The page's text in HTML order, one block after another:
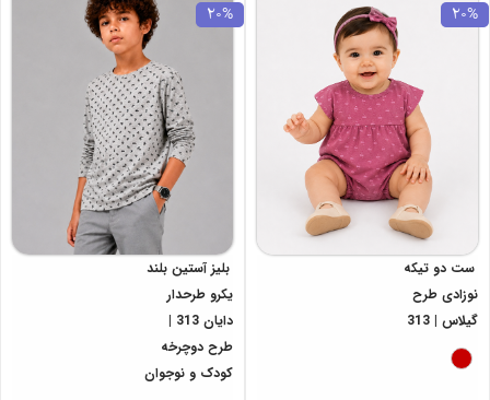
20%
ست دو تیکه
نوزادی طرح
گیلاس | 313
20%
بلیز آستین بلند
یکرو طرحدار
دایان 313 |
طرح دوچرخه
کودک و نوجوان